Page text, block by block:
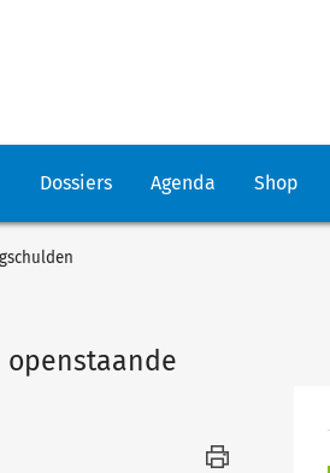
Dossiers Agenda Shop